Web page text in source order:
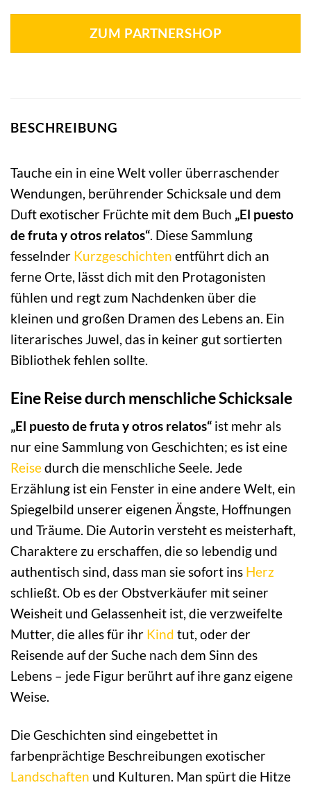
ZUM PARTNERSHOP
BESCHREIBUNG
Tauche ein in eine Welt voller überraschender
Wendungen, berührender Schicksale und dem
Duft exotischer Früchte mit dem Buch „El puesto
de fruta y otros relatos“ . Diese Sammlung
fesselnder Kurzgeschichten entführt dich an
ferne Orte, lässt dich mit den Protagonisten
fühlen und regt zum Nachdenken über die
kleinen und großen Dramen des Lebens an. Ein
literarisches Juwel, das in keiner gut sortierten
Bibliothek fehlen sollte.
Eine Reise durch menschliche Schicksale
„El puesto de fruta y otros relatos“ ist mehr als
nur eine Sammlung von Geschichten; es ist eine
Reisedurch die menschliche Seele. Jede
Erzählung ist ein Fenster in eine andere Welt, ein
Spiegelbild unserer eigenen Ängste, Hoffnungen
und Träume. Die Autorin versteht es meisterhaft,
Charaktere zu erschaffen, die so lebendig und
authentisch sind, dass man sie sofort ins Herz
schließt. Ob es der Obstverkäufer mit seiner
Weisheit und Gelassenheit ist, die verzweifelte
Mutter, die alles für ihr Kind tut, oder der
Reisende auf der Suche nach dem Sinn des
Lebens – jede Figur berührt auf ihre ganz eigene
Weise.
Die Geschichten sind eingebettet in
farbenprächtige Beschreibungen exotischer
Landschaften und Kulturen. Man spürt die Hitze